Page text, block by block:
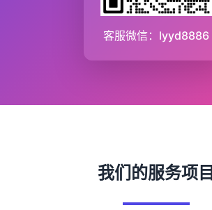
客服微信：lyyd8886
我们的服务项目